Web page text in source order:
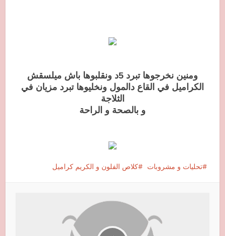
ومنين نخرجوها تبرد 5د ونقلبوها باش ميلسقش
الكراميل في القاع دالمول ونخليوها تبرد مزيان في
الثلاجة
و بالصحة و الراحة
تحليات و مشروبات كلاص الفلون و الكريم كراميل